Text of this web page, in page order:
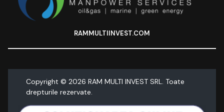
RAMMULTIINVEST.COM
Copyright © 2026 RAM MULTI INVEST SRL. Toate
drepturile rezervate.